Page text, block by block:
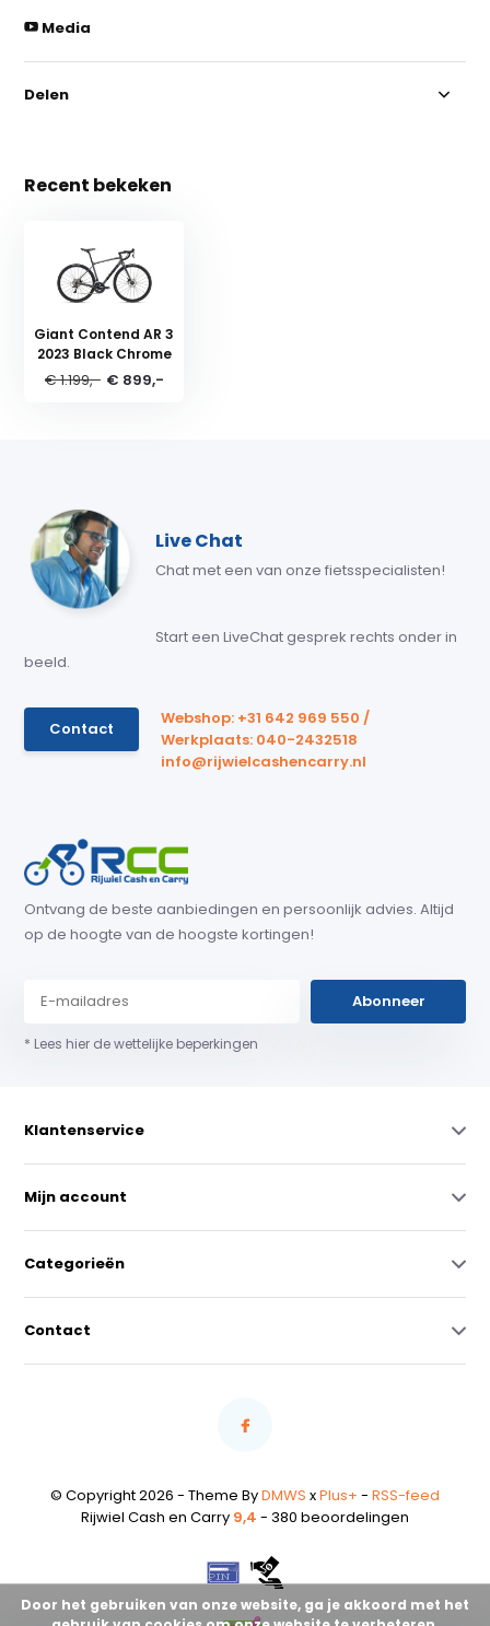
Media
Delen
Recent bekeken
Giant Contend AR 3
2023 Black Chrome
€ 1.199,- € 899,-
Live Chat
Chat met een van onze fietsspecialisten!
Start een LiveChat gesprek rechts onder in
beeld.
Contact
Webshop: +31 642 969 550 /
Werkplaats: 040-2432518
info@rijwielcashencarry.nl
Ontvang de beste aanbiedingen en persoonlijk advies. Altijd
op de hoogte van de hoogste kortingen!
Abonneer
* Lees hier de wettelijke beperkingen
Klantenservice
Mijn account
Categorieën
Contact
© Copyright 2026 - Theme ByDMWS xPlus+ - RSS-feed
Rijwiel Cash en Carry 9,4 - 380 beoordelingen
Door het gebruiken van onze website, ga je akkoord met het